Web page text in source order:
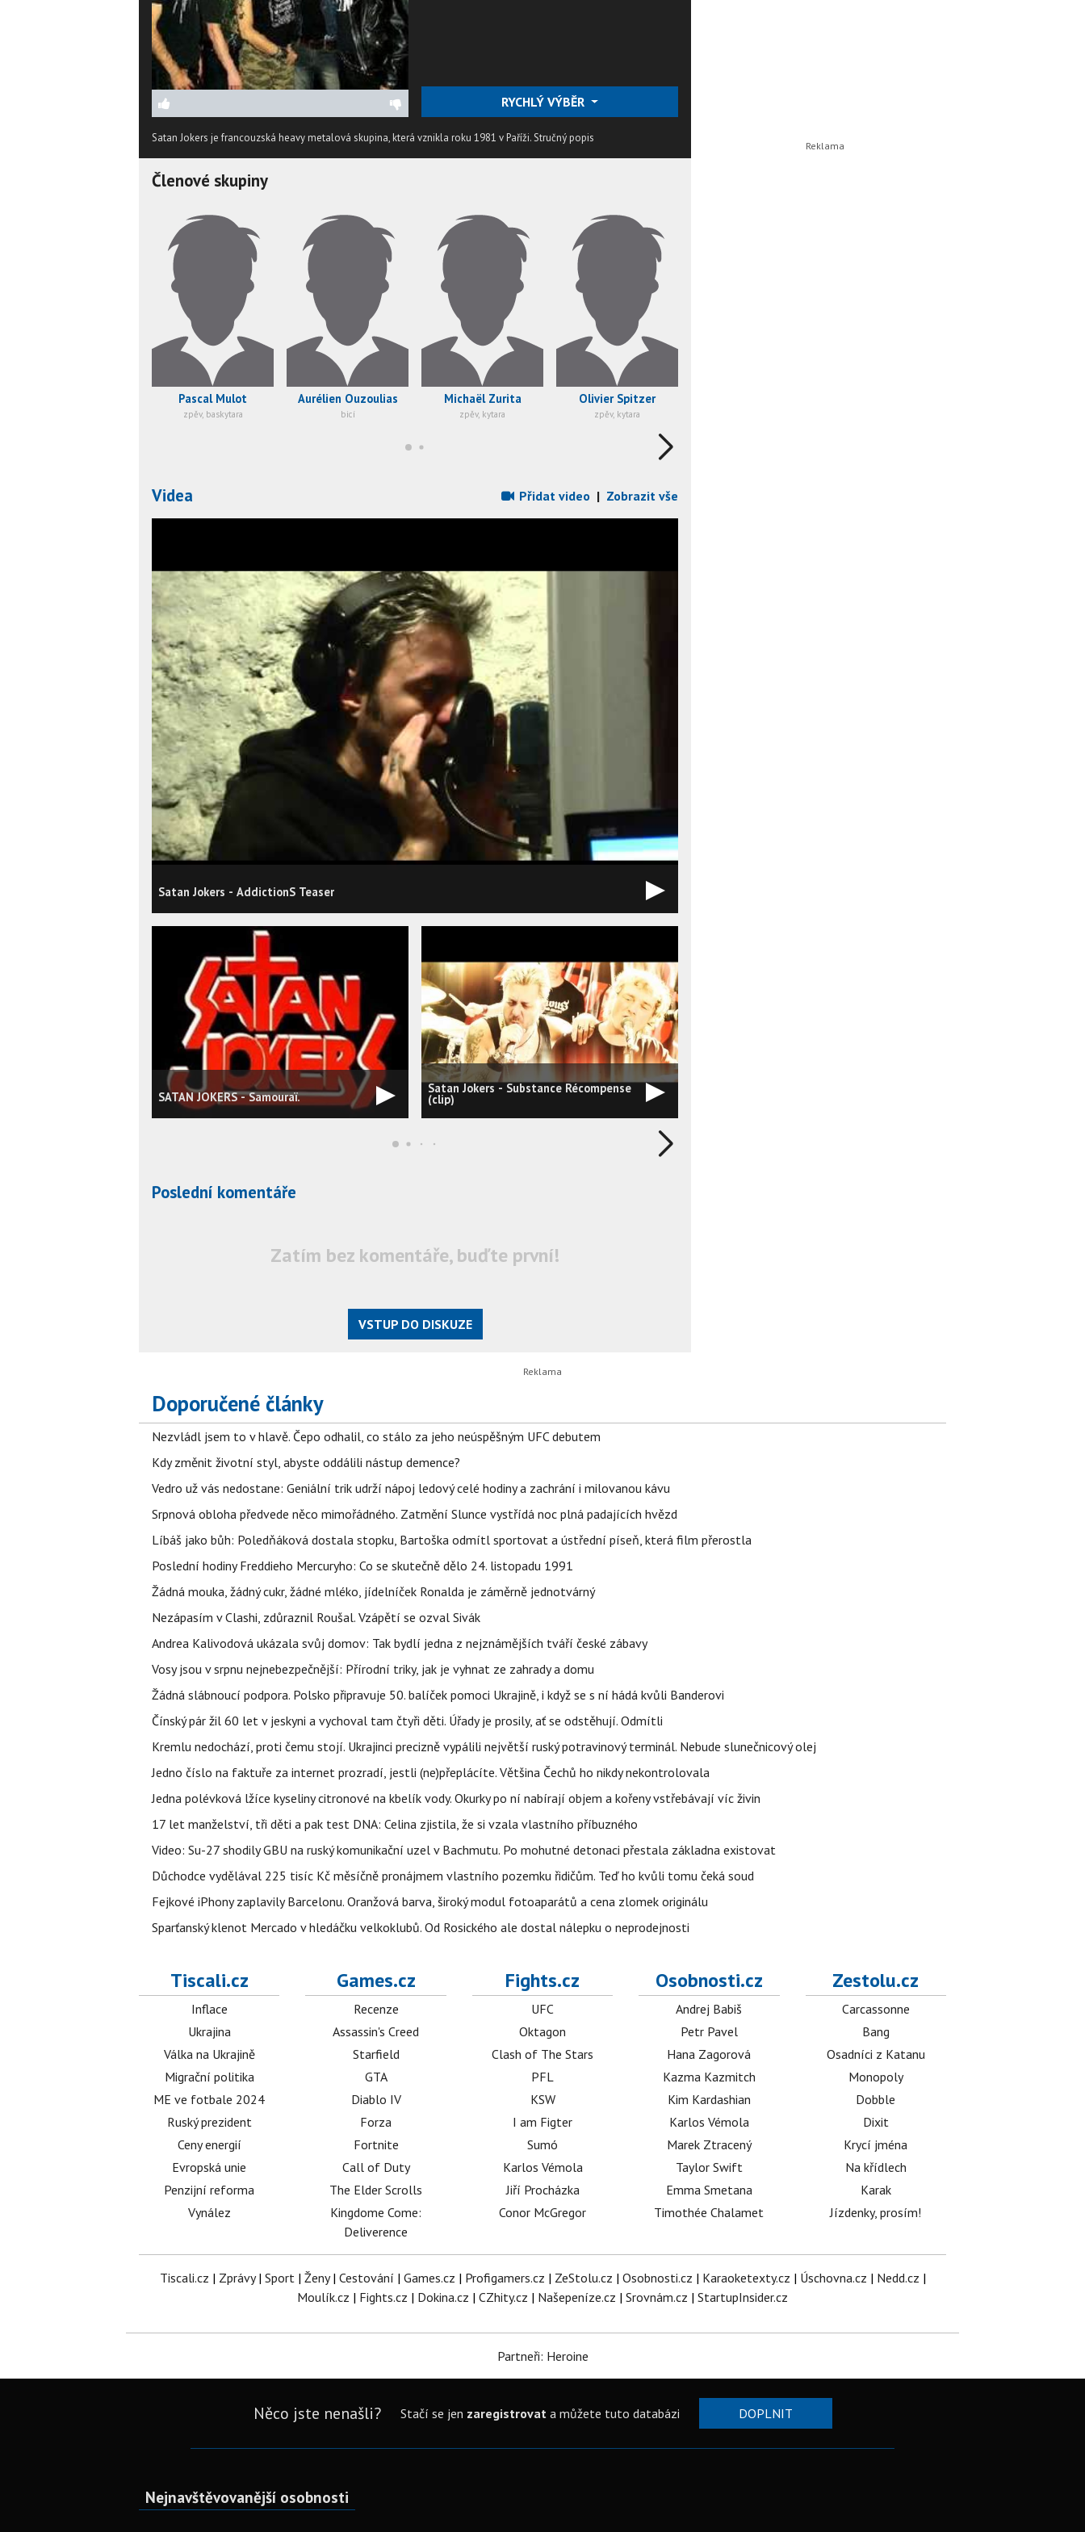
RYCHLÝ VÝBĚR
Satan Jokers je francouzská heavy metalová skupina, která vznikla roku 1981 v Paříži.Stručný popis
Členové skupiny
Pascal Mulot
zpěv, baskytara
Aurélien Ouzoulias
bicí
Michaël Zurita
zpěv, kytara
Olivier Spitzer
zpěv, kytara
Videa Přidat video | Zobrazit vše
Satan Jokers - AddictionS Teaser
SATAN JOKERS - Samouraï.
Satan Jokers - Substance Récompense
(clip)
Poslední komentáře
Zatím bez komentáře, buďte první!
VSTUP DO DISKUZE
Doporučené články
Nezvládl jsem to v hlavě. Čepo odhalil, co stálo za jeho neúspěšným UFC debutem
Kdy změnit životní styl, abyste oddálili nástup demence?
Vedro už vás nedostane: Geniální trik udrží nápoj ledový celé hodiny a zachrání i milovanou kávu
Srpnová obloha předvede něco mimořádného. Zatmění Slunce vystřídá noc plná padajících hvězd
Líbáš jako bůh: Poledňáková dostala stopku, Bartoška odmítl sportovat a ústřední píseň, která film přerostla
Poslední hodiny Freddieho Mercuryho: Co se skutečně dělo 24. listopadu 1991
Žádná mouka, žádný cukr, žádné mléko, jídelníček Ronalda je záměrně jednotvárný
Nezápasím v Clashi, zdůraznil Roušal. Vzápětí se ozval Sivák
Andrea Kalivodová ukázala svůj domov: Tak bydlí jedna z nejznámějších tváří české zábavy
Vosy jsou v srpnu nejnebezpečnější: Přírodní triky, jak je vyhnat ze zahrady a domu
Žádná slábnoucí podpora. Polsko připravuje 50. balíček pomoci Ukrajině, i když se s ní hádá kvůli Banderovi
Čínský pár žil 60 let v jeskyni a vychoval tam čtyři děti. Úřady je prosily, ať se odstěhují. Odmítli
Kremlu nedochází, proti čemu stojí. Ukrajinci precizně vypálili největší ruský potravinový terminál. Nebude slunečnicový olej
Jedno číslo na faktuře za internet prozradí, jestli (ne)přeplácíte. Většina Čechů ho nikdy nekontrolovala
Jedna polévková lžíce kyseliny citronové na kbelík vody. Okurky po ní nabírají objem a kořeny vstřebávají víc živin
17 let manželství, tři děti a pak test DNA: Celina zjistila, že si vzala vlastního příbuzného
Video: Su-27 shodily GBU na ruský komunikační uzel v Bachmutu. Po mohutné detonaci přestala základna existovat
Důchodce vydělával 225 tisíc Kč měsíčně pronájmem vlastního pozemku řidičům. Teď ho kvůli tomu čeká soud
Fejkové iPhony zaplavily Barcelonu. Oranžová barva, široký modul fotoaparátů a cena zlomek originálu
Sparťanský klenot Mercado v hledáčku velkoklubů. Od Rosického ale dostal nálepku o neprodejnosti
Tiscali.cz
Inflace
Ukrajina
Válka na Ukrajině
Migrační politika
ME ve fotbale 2024
Ruský prezident
Ceny energií
Evropská unie
Penzijní reforma
Vynález
Games.cz
Recenze
Assassin's Creed
Starfield
GTA
Diablo IV
Forza
Fortnite
Call of Duty
The Elder Scrolls
Kingdome Come:
Deliverence
Fights.cz
UFC
Oktagon
Clash of The Stars
PFL
KSW
I am Figter
Sumó
Karlos Vémola
Jiří Procházka
Conor McGregor
Osobnosti.cz
Andrej Babiš
Petr Pavel
Hana Zagorová
Kazma Kazmitch
Kim Kardashian
Karlos Vémola
Marek Ztracený
Taylor Swift
Emma Smetana
Timothée Chalamet
Zestolu.cz
Carcassonne
Bang
Osadníci z Katanu
Monopoly
Dobble
Dixit
Krycí jména
Na křídlech
Karak
Jízdenky, prosím!
Tiscali.cz | Zprávy| Sport| Ženy| Cestování | Games.cz | Profigamers.cz | ZeStolu.cz | Osobnosti.cz | Karaoketexty.cz | Úschovna.cz | Nedd.cz |
Moulík.cz | Fights.cz | Dokina.cz | CZhity.cz | Našepeníze.cz | Srovnám.cz | StartupInsider.cz
Partneři: Heroine
Něco jste nenašli? Stačí se jen zaregistrovata můžete tuto databázi DOPLNIT
Nejnavštěvovanější osobnosti